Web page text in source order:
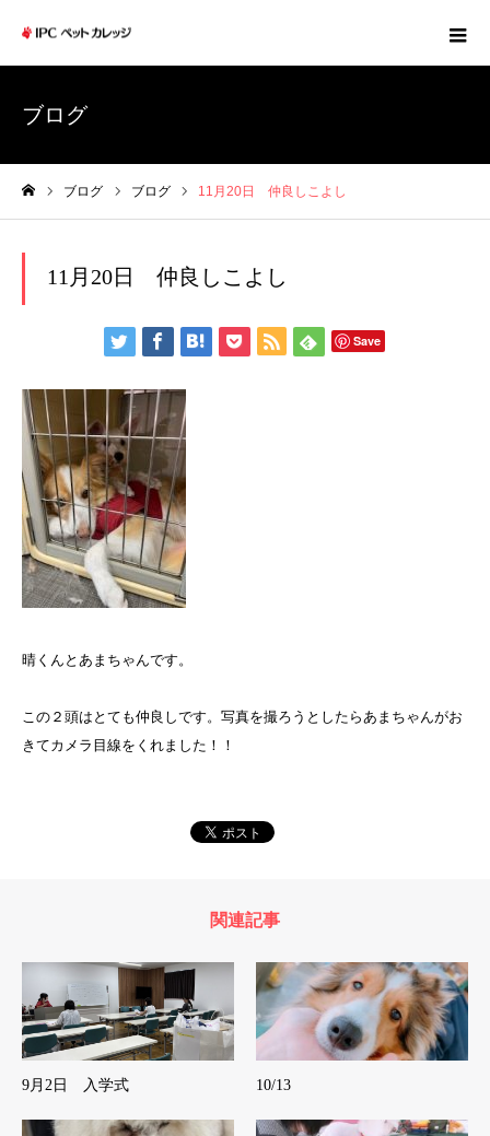
ブログ
ブログ ブログ 11月20日 仲良しこよし
11月20日 仲良しこよし
Save
晴くんとあまちゃんです。
この２頭はとても仲良しです。写真を撮ろうとしたらあまちゃんがお
きてカメラ目線をくれました！！
関連記事
9月2日 入学式 10/13